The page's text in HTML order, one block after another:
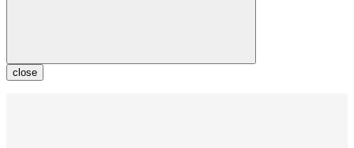
close